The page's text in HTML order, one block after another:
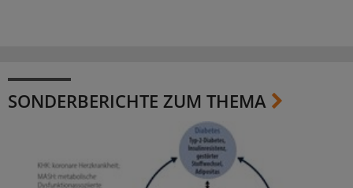
SONDERBERICHTE ZUM THEMA